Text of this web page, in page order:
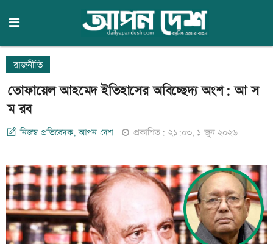
রাজনীতি
তোফায়েল আহমেদ ইতিহাসের অবিচ্ছেদ্য অংশ: আ স
ম রব
নিজস্ব প্রতিবেদক, আপন দেশ প্রকাশিত: ২১:০৩, ১ জুন ২০২৬